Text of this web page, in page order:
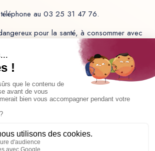
au 03 25 31 47 76.
pour la santé, à consommer avec
dernières actualités sur nos produits